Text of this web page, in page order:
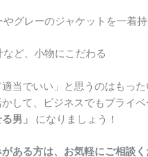
やグレーのジャケットを一着
など、小物にこだわる
適当でいい」と思うのはもっ
して、ビジネスでもプライベ
男」
になりましょう！
がある方は、お気軽にご相談く